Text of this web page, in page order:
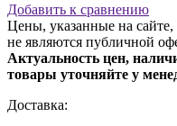
Добавить к сравнению
Цены, указанные на
не являются публичной
Актуальность цен,
товары уточняйте у
Доставка: